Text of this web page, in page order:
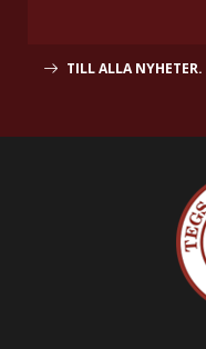
TILL ALLA NYHETER.